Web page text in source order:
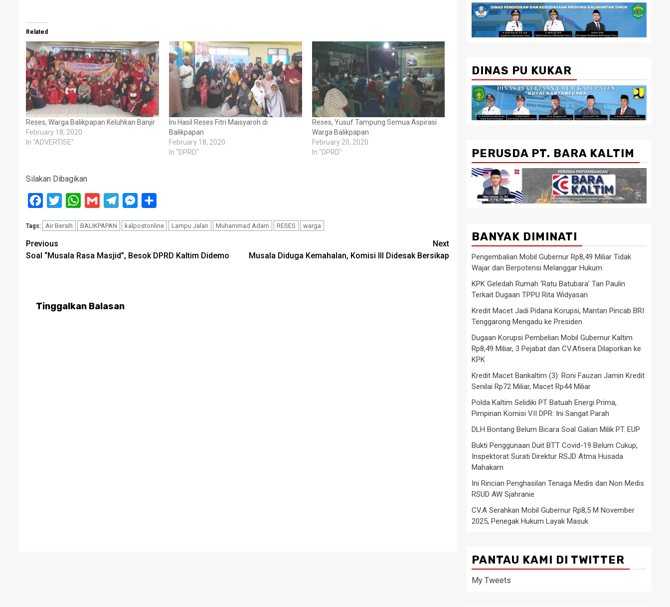
Related
Reses, Warga Balikpapan Keluhkan Banjir
February 18, 2020
In "ADVERTISE"
Ini Hasil Reses Fitri Maisyaroh di
Balikpapan
February 18, 2020
In "DPRD"
Reses, Yusuf Tampung Semua Aspirasi
Warga Balikpapan
February 20, 2020
In "DPRD"
Silakan Dibagikan
Facebook
Twitter WhatsApp
Gmail TelegramMessenger
Tags: Air Bersih BALIKPAPAN kalpostonline Lampu Jalan Muhammad Adam RESES warga
Post
navigation
Previous
Soal “Musala Rasa Masjid”, Besok DPRD Kaltim Didemo
Next
Musala Diduga Kemahalan, Komisi III Didesak Bersikap
Tinggalkan Balasan
DINAS PU KUKAR
PERUSDA PT. BARA KALTIM
BANYAK DIMINATI
Pengembalian Mobil Gubernur Rp8,49 Miliar Tidak
Wajar dan Berpotensi Melanggar Hukum
KPK Geledah Rumah ‘Ratu Batubara’ Tan Paulin
Terkait Dugaan TPPU Rita Widyasari
Kredit Macet Jadi Pidana Korupsi, Mantan Pincab BRI
Tenggarong Mengadu ke Presiden
Dugaan Korupsi Pembelian Mobil Gubernur Kaltim
Rp8,49 Miliar, 3 Pejabat dan CV.Afisera Dilaporkan ke
KPK
Kredit Macet Bankaltim (3): Roni Fauzan Jamin Kredit
Senilai Rp72 Miliar, Macet Rp44 Miliar
Polda Kaltim Selidiki PT Batuah Energi Prima,
Pimpinan Komisi VII DPR: Ini Sangat Parah
DLH Bontang Belum Bicara Soal Galian Milik PT. EUP
Bukti Penggunaan Duit BTT Covid-19 Belum Cukup,
Inspektorat Surati Direktur RSJD Atma Husada
Mahakam
Ini Rincian Penghasilan Tenaga Medis dan Non Medis
RSUD AW Sjahranie
CV.A Serahkan Mobil Gubernur Rp8,5 M November
2025, Penegak Hukum Layak Masuk
PANTAU KAMI DI TWITTER
My Tweets